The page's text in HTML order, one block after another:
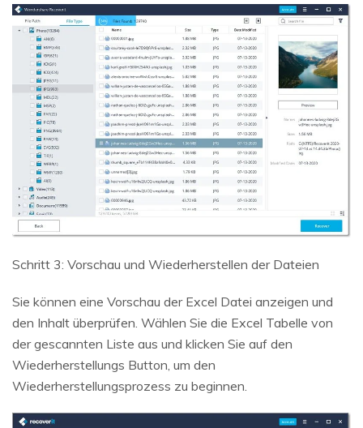
Schritt 3: Vorschau und Wiederherstellen der Dateien
Sie können eine Vorschau der Excel Datei anzeigen und
den Inhalt überprüfen. Wählen Sie die Excel Tabelle von
der gescannten Liste aus und klicken Sie auf den
Wiederherstellungs Button, um den
Wiederherstellungsprozess zu beginnen.